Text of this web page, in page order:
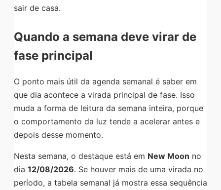
sair de casa.
Quando a semana deve virar de
fase principal
O ponto mais útil da agenda semanal é saber em
que dia acontece a virada principal de fase. Isso
muda a forma de leitura da semana inteira, porque
o comportamento da luz tende a acelerar antes e
depois desse momento.
Nesta semana, o destaque está em New Moon no
dia 12/08/2026. Se houver mais de uma virada no
período, a tabela semanal já mostra essa sequência